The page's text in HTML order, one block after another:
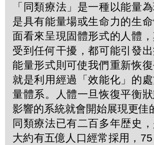
「同類療法」是一種以能量
是具有能量場或生命力的生
面看來呈現固體形式的人體
受到任何干擾，都可能引發
能量形式則可使我們重新恢
就是利用經過「效能化」的
量體系。人體一旦恢復平衡
影響的系統就會開始展現更
同類療法已有二百多年歴史
大約有五億人口經常採用，